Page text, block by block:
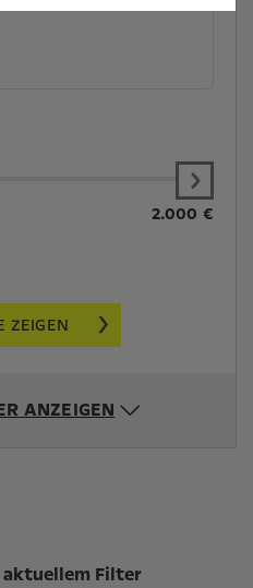
2.000 €
ZEIGEN
ANZEIGEN
aktuellem Filter